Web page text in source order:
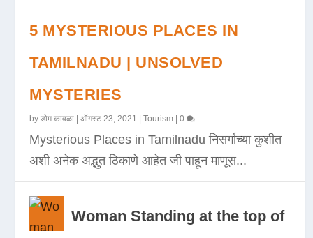
5 MYSTERIOUS PLACES IN
TAMILNADU | UNSOLVED
MYSTERIES
byडोम कावळा |ऑगस्ट 23, 2021 |Tourism |0
Mysterious Places in Tamilnadu निसर्गाच्या कुशीत
अशी अनेक अद्भुत ठिकाणे आहेत जी पाहून माणूस...
Woman Standing at the top of